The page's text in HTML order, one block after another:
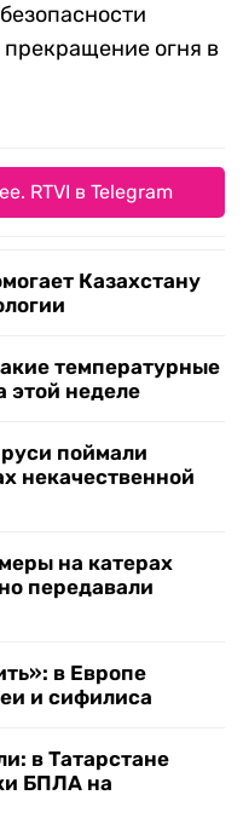
прекращение огня в
RTVI в Telegram
Казахстану
температурные
этой неделе
поймали
некачественной
на катерах
передавали
в Европе
и сифилиса
в Татарстане
БПЛА на